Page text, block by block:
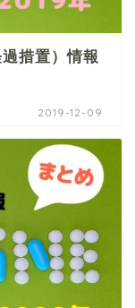
措置）情報
2019-12-09